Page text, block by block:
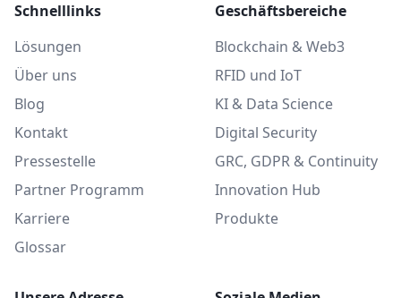
Schnelllinks
Lösungen
Über uns
Blog
Kontakt
Pressestelle
Partner Programm
Karriere
Glossar
Geschäftsbereiche
Blockchain & Web3
RFID und IoT
KI & Data Science
Digital Security
GRC, GDPR & Continuity
Innovation Hub
Produkte